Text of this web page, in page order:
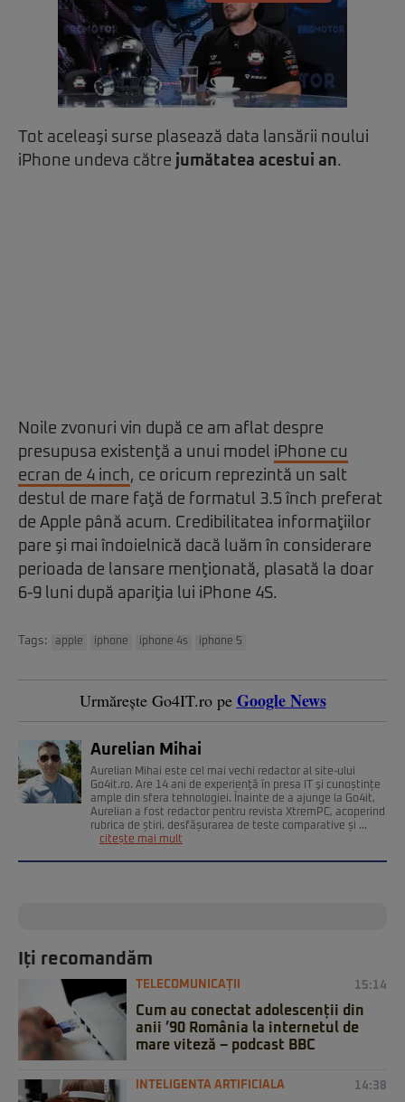
Tot aceleaşi surse plasează data lansării noului
iPhone undeva către jumătatea acestui an.
Noile zvonuri vin după ce am aflat despre
presupusa existenţă a unui model iPhone cu
ecran de 4 inch, ce oricum reprezintă un salt
destul de mare faţă de formatul 3.5 înch preferat
de Apple până acum. Credibilitatea informaţiilor
pare şi mai îndoielnică dacă luăm în considerare
perioada de lansare menţionată, plasată la doar
6-9 luni după apariţia lui iPhone 4S.
Tags: apple iphone iphone 4s iphone 5
Urmărește Go4IT.ro pe Google News
Aurelian Mihai
Aurelian Mihai este cel mai vechi redactor al site-ului
Go4it.ro. Are 14 ani de experienţă în presa IT şi cunoștințe
ample din sfera tehnologiei. Înainte de a ajunge la Go4it,
Aurelian a fost redactor pentru revista XtremPC, acoperind
rubrica de știri, desfășurarea de teste comparative și ...
citește mai mult
Iți recomandăm
TELECOMUNICAȚII 15:14
Cum au conectat adolescenții din
anii ’90 România la internetul de
mare viteză – podcast BBC
INTELIGENTA ARTIFICIALA 14:38